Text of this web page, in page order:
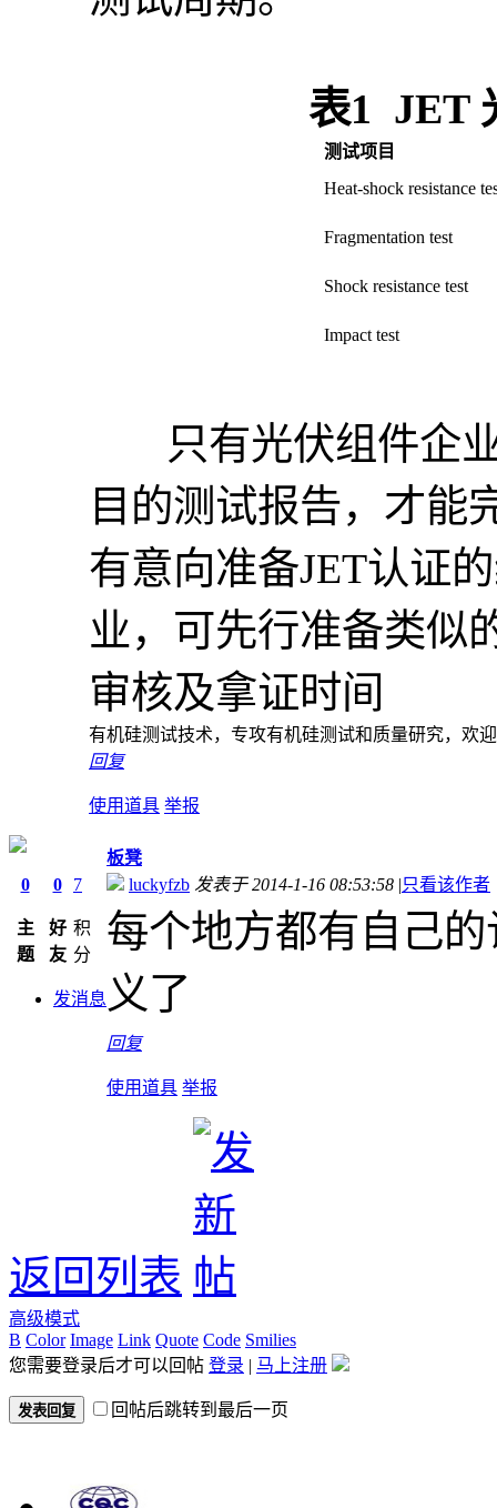
表1 JET
测试项目
Heat-shock resistance
Fragmentation test
Shock resistance test
Impact test
只有光伏组件企业
目的测试报告，才能
有意向准备JET认证
业，可先行准备类似
审核及拿证时间
有机硅测试技术，专攻有机硅测试和质量研究，欢
回复
使用道具 举报
0
主
题
0
好
友
7
积
分
发消息
板凳
luckyfzb 发表于 2014-1-16 08:53:58 |只看该作者
每个地方都有自己
义了
回复
使用道具 举报
返回列表
高级模式
B Color Image Link Quote Code Smilies
您需要登录后才可以回帖 登录 | 马上注册
发表回复 回帖后跳转到最后一页